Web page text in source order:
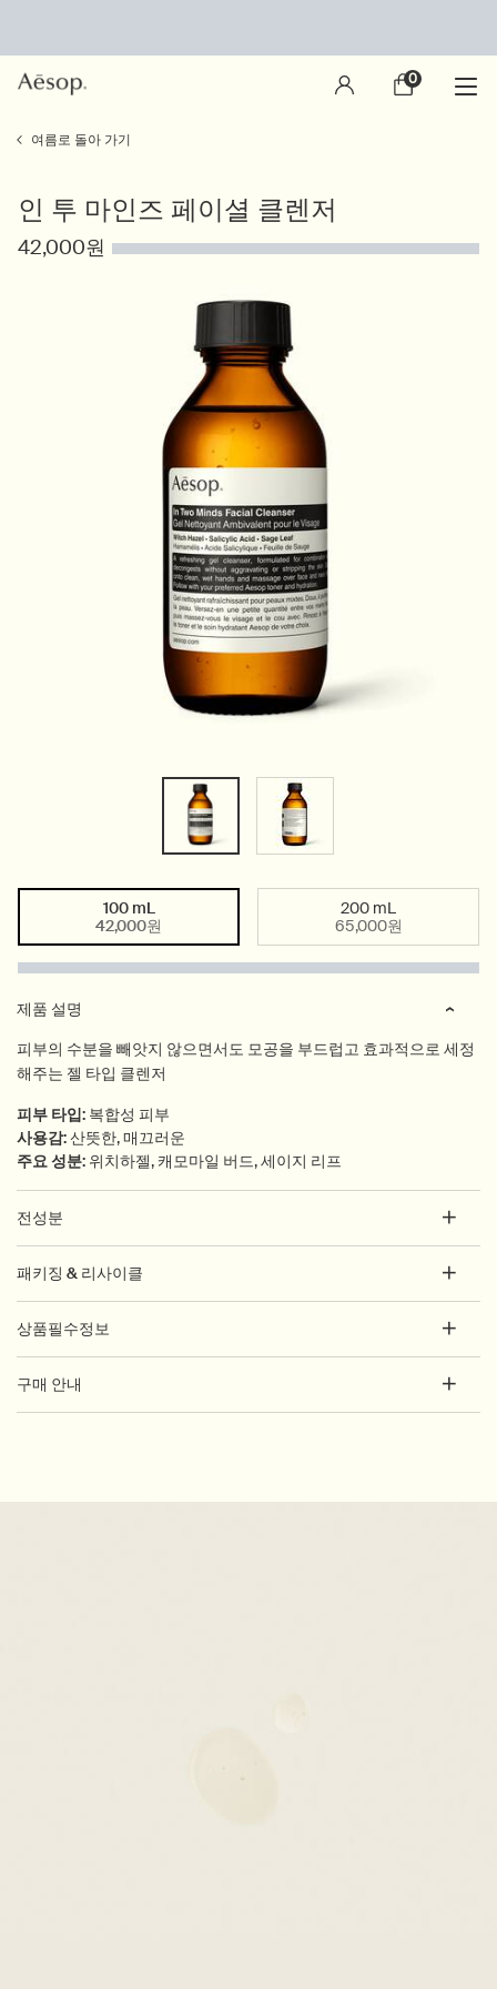
장
0
0 제품
여름로 돌아 가기
인 투 마인즈 페이셜 클렌저
42,000원
Selected
100 mL
42,000원
, 1 of 2 Selected
200 mL
65,000원
, 2 of 2
제품 설명
피부의 수분을 빼앗지 않으면서도 모공을 부드럽고 효과적으로 세정
해주는 젤 타입 클렌저
피부 타입: 복합성 피부
사용감:산뜻한, 매끄러운
주요 성분: 위치하젤, 캐모마일 버드, 세이지 리프
전성분
패키징 & 리사이클
상품필수정보
구매 안내